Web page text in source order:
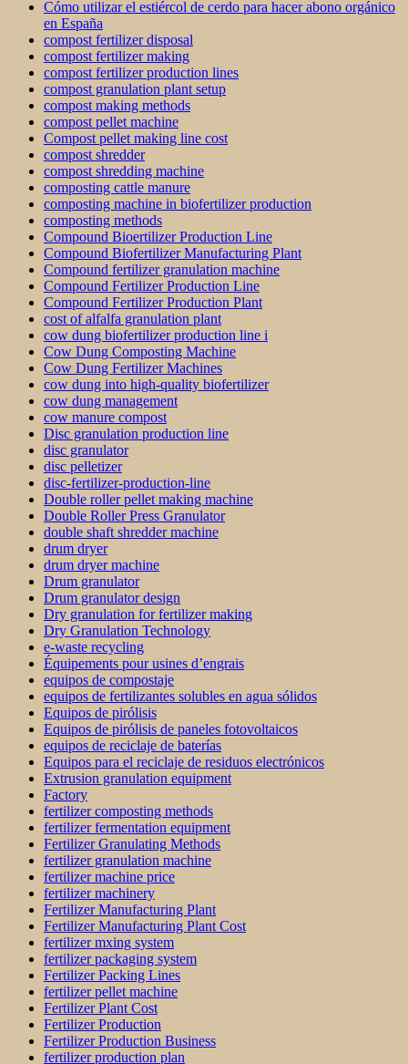
Cómo utilizar el estiércol de cerdo para hacer abono orgánico
en España
compost fertilizer disposal
compost fertilizer making
compost fertilizer production lines
compost granulation plant setup
compost making methods
compost pellet machine
Compost pellet making line cost
compost shredder
compost shredding machine
composting cattle manure
composting machine in biofertilizer production
composting methods
Compound Bioertilizer Production Line
Compound Biofertilizer Manufacturing Plant
Compound fertilizer granulation machine
Compound Fertilizer Production Line
Compound Fertilizer Production Plant
cost of alfalfa granulation plant
cow dung biofertilizer production line i
Cow Dung Composting Machine
Cow Dung Fertilizer Machines
cow dung into high-quality biofertilizer
cow dung management
cow manure compost
Disc granulation production line
disc granulator
disc pelletizer
disc-fertilizer-production-line
Double roller pellet making machine
Double Roller Press Granulator
double shaft shredder machine
drum dryer
drum dryer machine
Drum granulator
Drum granulator design
Dry granulation for fertilizer making
Dry Granulation Technology
e-waste recycling
Équipements pour usines d’engrais
equipos de compostaje
equipos de fertilizantes solubles en agua sólidos
Equipos de pirólisis
Equipos de pirólisis de paneles fotovoltaicos
equipos de reciclaje de baterías
Equipos para el reciclaje de residuos electrónicos
Extrusion granulation equipment
Factory
fertilizer composting methods
fertilizer fermentation equipment
Fertilizer Granulating Methods
fertilizer granulation machine
fertilizer machine price
fertilizer machinery
Fertilizer Manufacturing Plant
Fertilizer Manufacturing Plant Cost
fertilizer mxing system
fertilizer packaging system
Fertilizer Packing Lines
fertilizer pellet machine
Fertilizer Plant Cost
Fertilizer Production
Fertilizer Production Business
fertilizer production plan